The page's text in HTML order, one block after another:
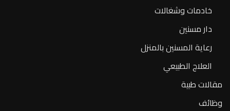
خادمات وشغالات
دار مسنين
رعاية المسنين بالمنزل
العلاج الطبيعي
مقالات طبية
وظائف